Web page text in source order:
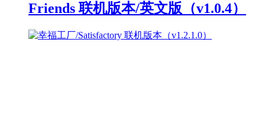
Friends 联机版本/英文版（v1.0.4）